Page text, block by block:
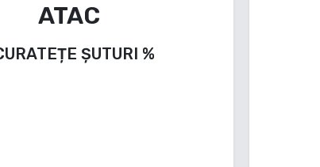
ATAC
ȘUTURI %